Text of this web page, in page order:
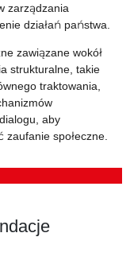
zarządzania
działań państwa.
zawiązane wokół
strukturalne, takie
traktowania,
aby
zaufanie społeczne.